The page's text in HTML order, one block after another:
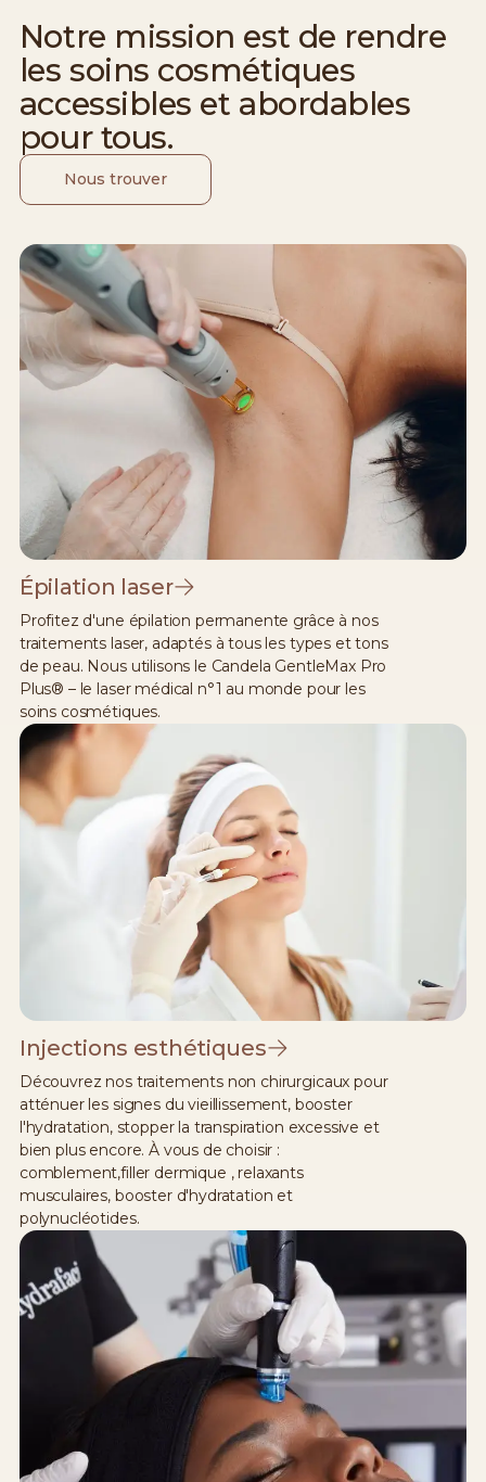
Notre mission est de rendre
les soins cosmétiques
accessibles et abordables
pour tous.
Nous trouver
Épilation laser
Profitez d'une épilation permanente grâce à nos
traitements laser, adaptés à tous les types et tons
de peau. Nous utilisons le Candela GentleMax Pro
Plus® – le laser médical n°1 au monde pour les
soins cosmétiques.
Injections esthétiques
Découvrez nos traitements non chirurgicaux pour
atténuer les signes du vieillissement, booster
l'hydratation, stopper la transpiration excessive et
bien plus encore. À vous de choisir :
comblement,filler dermique , relaxants
musculaires, booster d'hydratation et
polynucléotides.